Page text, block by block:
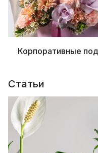
Корпоративные
Статьи